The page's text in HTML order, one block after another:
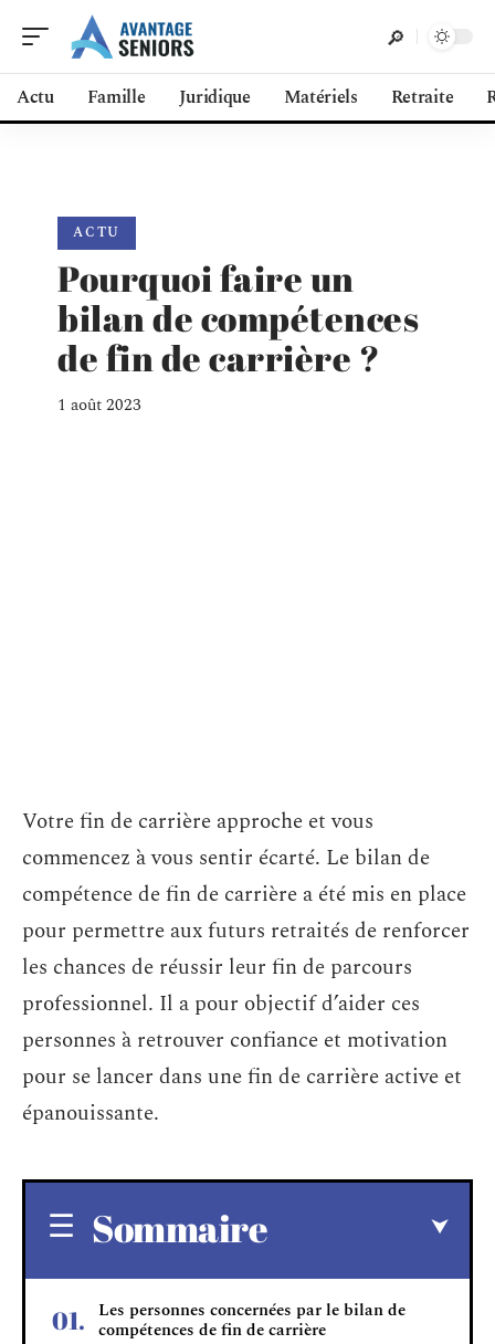
Actu Famille Juridique Matériels Retraite
ACTU
Pourquoi faire un
bilan de compétences
de fin de carrière ?
1 août 2023
Votre fin de carrière approche et vous
commencez à vous sentir écarté. Le bilan de
compétence de fin de carrière a été mis en place
pour permettre aux futurs retraités de renforcer
les chances de réussir leur fin de parcours
professionnel. Il a pour objectif d’aider ces
personnes à retrouver confiance et motivation
pour se lancer dans une fin de carrière active et
épanouissante.
Sommaire
Les personnes concernées par le bilan de
compétences de fin de carrière